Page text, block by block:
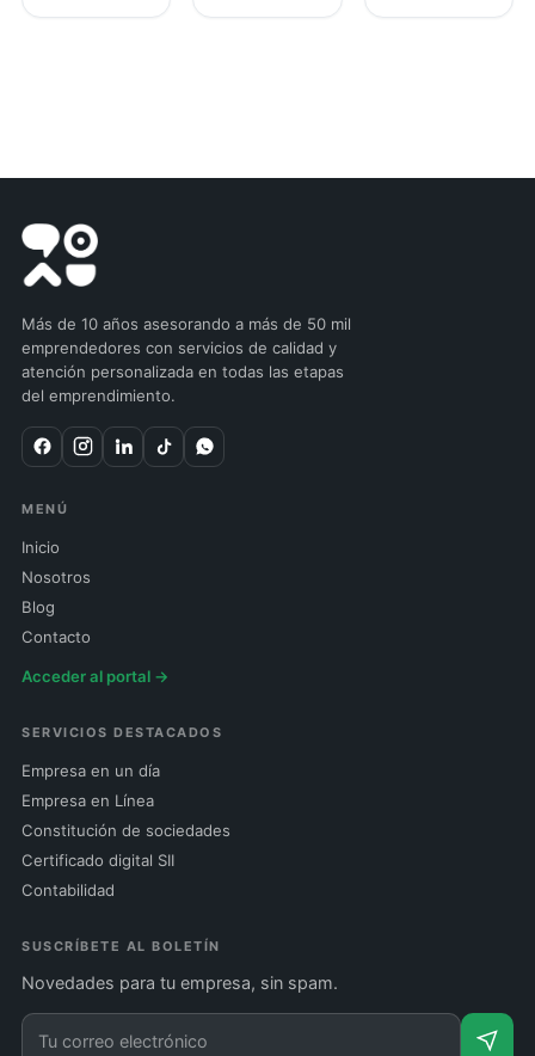
Más de 10 años asesorando a más de 50 mil
emprendedores con servicios de calidad y
atención personalizada en todas las etapas
del emprendimiento.
MENÚ
Inicio
Nosotros
Blog
Contacto
Acceder al portal →
SERVICIOS DESTACADOS
Empresa en un día
Empresa en Línea
Constitución de sociedades
Certificado digital SII
Contabilidad
SUSCRÍBETE AL BOLETÍN
Novedades para tu empresa, sin spam.